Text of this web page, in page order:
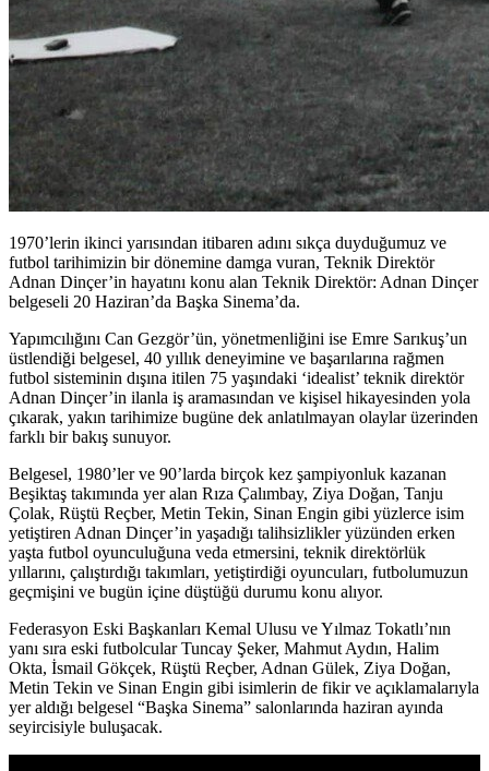
1970’lerin ikinci yarısından itibaren adını sıkça duyduğumuz ve
futbol tarihimizin bir dönemine damga vuran, Teknik Direktör
Adnan Dinçer’in hayatını konu alan Teknik Direktör: Adnan Dinçer
belgeseli 20 Haziran’da Başka Sinema’da.
Yapımcılığını Can Gezgör’ün, yönetmenliğini ise Emre Sarıkuş’un
üstlendiği belgesel, 40 yıllık deneyimine ve başarılarına rağmen
futbol sisteminin dışına itilen 75 yaşındaki ‘idealist’ teknik direktör
Adnan Dinçer’in ilanla iş aramasından ve kişisel hikayesinden yola
çıkarak, yakın tarihimize bugüne dek anlatılmayan olaylar üzerinden
farklı bir bakış sunuyor.
Belgesel, 1980’ler ve 90’larda birçok kez şampiyonluk kazanan
Beşiktaş takımında yer alan Rıza Çalımbay, Ziya Doğan, Tanju
Çolak, Rüştü Reçber, Metin Tekin, Sinan Engin gibi yüzlerce isim
yetiştiren Adnan Dinçer’in yaşadığı talihsizlikler yüzünden erken
yaşta futbol oyunculuğuna veda etmersini, teknik direktörlük
yıllarını, çalıştırdığı takımları, yetiştirdiği oyuncuları, futbolumuzun
geçmişini ve bugün içine düştüğü durumu konu alıyor.
Federasyon Eski Başkanları Kemal Ulusu ve Yılmaz Tokatlı’nın
yanı sıra eski futbolcular Tuncay Şeker, Mahmut Aydın, Halim
Okta, İsmail Gökçek, Rüştü Reçber, Adnan Gülek, Ziya Doğan,
Metin Tekin ve Sinan Engin gibi isimlerin de fikir ve açıklamalarıyla
yer aldığı belgesel “Başka Sinema” salonlarında haziran ayında
seyircisiyle buluşacak.